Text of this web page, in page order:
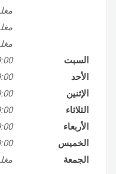
السبت
AM
الأحد
AM
الإثنين
AM
الثلاثاء
AM
الأربعاء
AM
الخميس
AM
الجمعة